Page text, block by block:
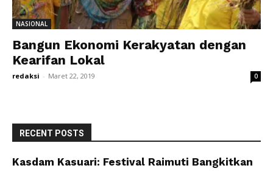
NASIONAL
Bangun Ekonomi Kerakyatan dengan
Kearifan Lokal
redaksi - Maret 22, 2019 0
RECENT POSTS
Kasdam Kasuari: Festival Raimuti Bangkitkan